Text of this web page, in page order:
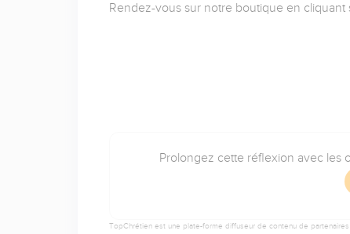
Rendez-vous sur notre boutique en cliquant
Prolongez cette réflexion avec les
TopChrétien est une plate-forme diffuseur de contenu de